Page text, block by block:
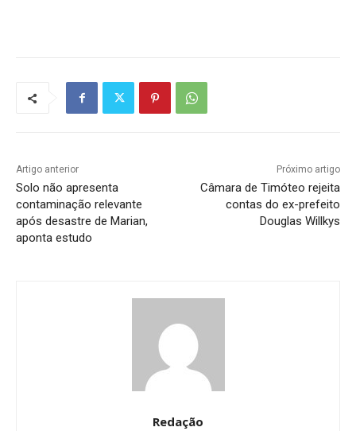
Artigo anterior
Solo não apresenta
contaminação relevante
após desastre de Marian,
aponta estudo
Próximo artigo
Câmara de Timóteo rejeita
contas do ex-prefeito
Douglas Willkys
Redação